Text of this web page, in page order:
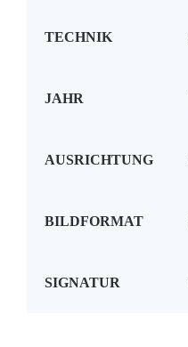
TECHNIK
JAHR
AUSRICHTUNG
BILDFORMAT
SIGNATUR